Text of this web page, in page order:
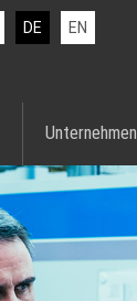
DE EN
Unternehmen